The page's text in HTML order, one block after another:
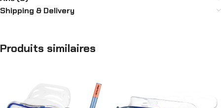
Shipping & Delivery
Produits similaires